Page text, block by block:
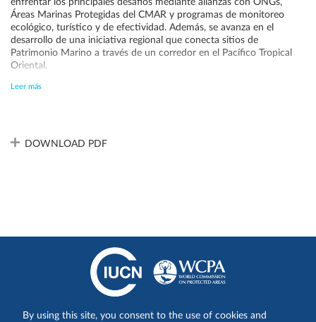
enfrentar los principales desafíos mediante alianzas con ONGs,
Áreas Marinas Protegidas del CMAR y programas de monitoreo
ecológico, turístico y de efectividad. Además, se avanza en el
desarrollo de una iniciativa regional que conecta sitios de
Patrimonio Marino a través de un corredor en el Pacífico Tropical
Oriental.
acciones clave como la sostenibilidad financiera, la aplicación
Leer más
DOWNLOAD PDF
By using this site, you consent to the use of cookies and
Share on: